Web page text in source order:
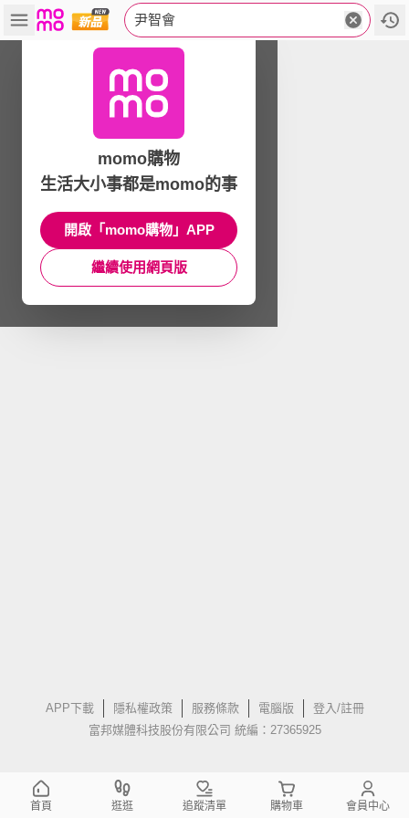
尹智會
APP下載 隱私權政策 服務條款 電腦版
登入/註冊
富邦媒體科技股份有限公司 統編：27365925
momo購物
生活大小事都是momo的事
開啟「momo購物」APP
繼續使用網頁版
首頁 逛逛 追蹤清單 購物車 會員中心